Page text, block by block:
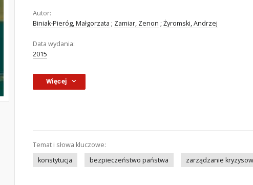
Autor:
Biniak-Pieróg, Małgorzata ; Zamiar, Zenon ; Żyromski, Andrzej
Data wydania:
2015
Więcej
Temat i słowa kluczowe:
konstytucja
bezpieczeństwo państwa zarządzanie